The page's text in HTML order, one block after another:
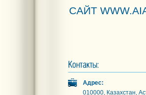
САЙТ
Адрес:
010000, Казахстан,